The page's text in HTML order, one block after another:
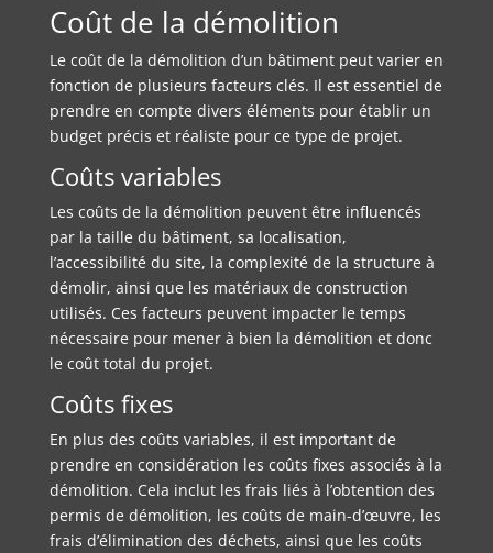
Coût de la démolition
Le coût de la démolition d’un bâtiment peut varier en
fonction de plusieurs facteurs clés. Il est essentiel de
prendre en compte divers éléments pour établir un
budget précis et réaliste pour ce type de projet.
Coûts variables
Les coûts de la démolition peuvent être influencés
par la taille du bâtiment, sa localisation,
l’accessibilité du site, la complexité de la structure à
démolir, ainsi que les matériaux de construction
utilisés. Ces facteurs peuvent impacter le temps
nécessaire pour mener à bien la démolition et donc
le coût total du projet.
Coûts fixes
En plus des coûts variables, il est important de
prendre en considération les coûts fixes associés à la
démolition. Cela inclut les frais liés à l’obtention des
permis de démolition, les coûts de main-d’œuvre, les
frais d’élimination des déchets, ainsi que les coûts